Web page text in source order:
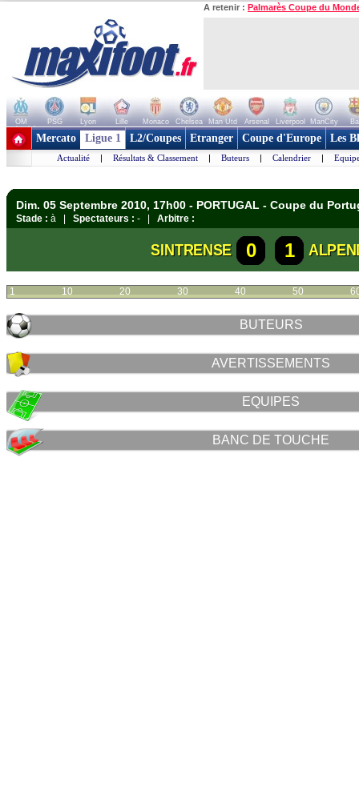
A retenir : Palmarès Coupe du
OM PSG Lyon Lille Monaco Chelsea Man Utd Arsenal Liverpool ManCity
+ de clubs
Mercato Ligue 1 L2/Coupes Etranger Coupe d'Europe Les
Actualité | Résultats & Classement | Buteurs | Calendrier |
Dim. 05 Septembre 2010, 17h00 - PORTUGAL - Coupe du
Stade : à | Spectateurs : - | Arbitre :
SINTRENSE 0 1
1 10 20 30 40 50
BUTEURS
AVERTISSEMENTS
EQUIPES
BANC DE TOUCHE